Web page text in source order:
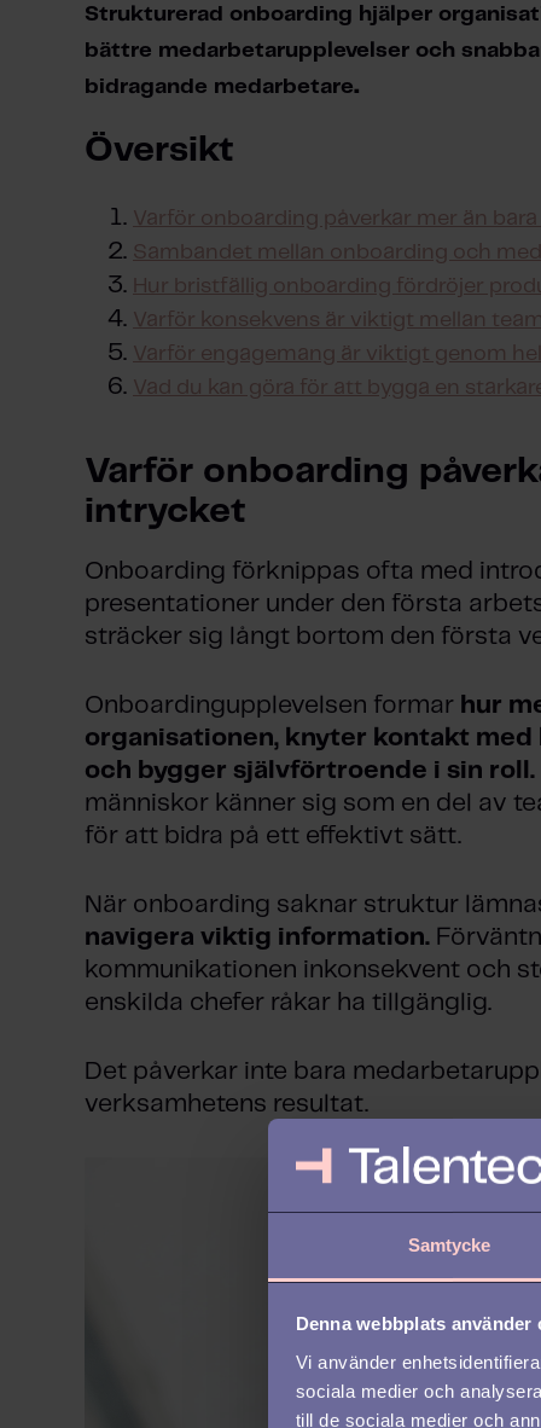
Samtycke
Denna webbplats använder
Vi använder
sociala medier och
till de sociala medier och
Strukturerad onboarding hjälper
bättre medarbetarupplevelser och
bidragande medarbetare.
Översikt
Varför onboarding påverkar mer än
Sambandet mellan onboarding och
Hur bristfällig onboarding fördröjer
Varför konsekvens är viktigt mellan
Varför engagemang är viktigt genom
Vad du kan göra för att bygga en
Varför onboarding
intrycket
Onboarding förknippas ofta med
presentationer under den första
sträcker sig långt bortom den första
Onboardingupplevelsen formar hur
organisationen, knyter kontakt
och bygger självförtroende i sin roll.
människor känner sig som en del av
för att bidra på ett effektivt sätt.
När onboarding saknar struktur
navigera viktig information.
kommunikationen inkonsekvent och
enskilda chefer råkar ha tillgänglig.
Det påverkar inte bara
verksamhetens resultat.